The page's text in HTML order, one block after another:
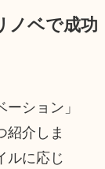
ノベで成功
ション」
紹介しま
ルに応じ